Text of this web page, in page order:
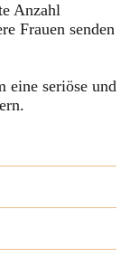
Anzahl
Frauen senden
eine seriöse und